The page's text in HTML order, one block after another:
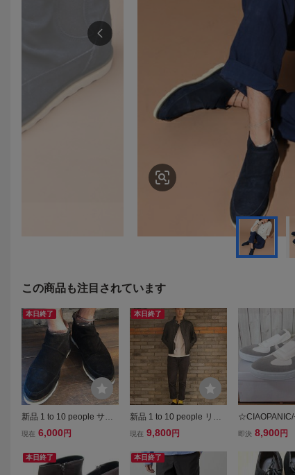
この商品も注目されています
本日終了
新品 1 to 10 people サイ
ドジップスエードブーツ
現在 6,000 円
本日終了
本日終了
新品 1 to 10 people リプ
ロダクトレザージャケッ
ケット チャオパニック
現在 9,800 円
本日終了
☆CIAOPANIC/
ック スリッポ
即決 8,900 円